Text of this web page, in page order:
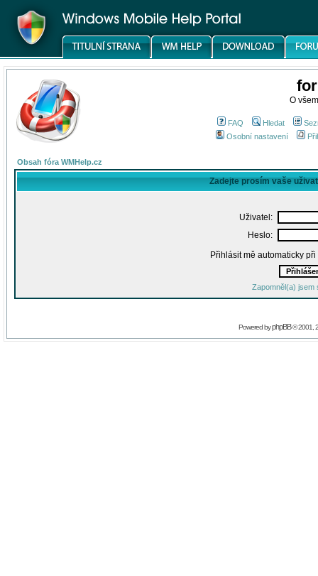
O
FAQ Hledat
Osobní nastavení
Obsah fóra WMHelp.cz
Zadejte prosím vaše
Uživatel:
Heslo:
Přihlásit mě automaticky
Zapomněl(a) jsem
Powered byphpBB© 2001,